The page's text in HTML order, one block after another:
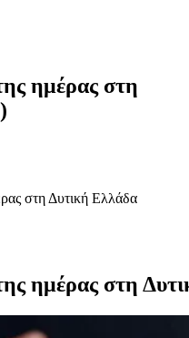
ημέρας στη
στη Δυτική Ελλάδα
ημέρας στη